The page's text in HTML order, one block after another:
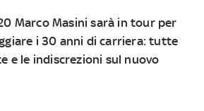
Marco Masini sarà in tour per
i 30 anni di carriera: tutte
e le indiscrezioni sul nuovo